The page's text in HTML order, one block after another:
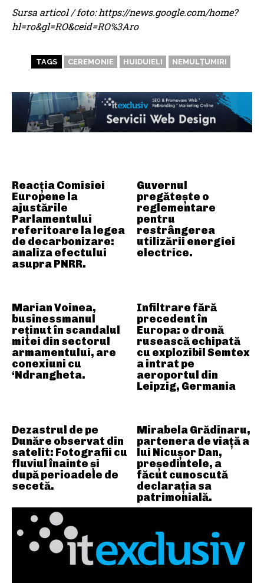
Reacția Comisiei
Europene la
ajustările
Parlamentului
referitoare la legea
de decarbonizare:
analiza efectului
asupra PNRR.
Guvernul
pregătește o
reglementare
pentru
restrângerea
utilizării energiei
electrice.
Marian Voinea,
businessmanul
reținut în scandalul
mitei din sectorul
armamentului, are
conexiuni cu
‘Ndrangheta.
Infiltrare fără
precedent în
Europa: o dronă
rusească echipată
cu explozibil Semtex
a intrat pe
aeroportul din
Leipzig, Germania
Dezastrul de pe
Dunăre observat din
satelit: Fotografii cu
fluviul înainte și
după perioadele de
secetă.
Mirabela Grădinaru,
partenera de viață a
lui Nicușor Dan,
președintele, a
făcut cunoscută
declarația sa
patrimonială.
Sursa articol / foto: https://news.google.com/home?
hl=ro&gl=RO&ceid=RO%3Aro
TAGS CEREMONIE HUIDUIELI NEMULȚUMIRI